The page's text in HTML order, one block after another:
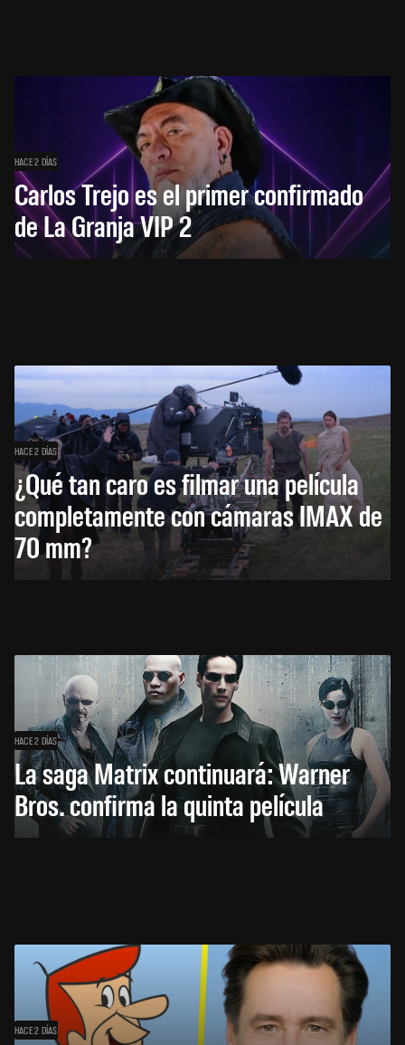
HACE 2 DÍAS
Carlos Trejo es el primer confirmado
de La Granja VIP 2
HACE 2 DÍAS
¿Qué tan caro es filmar una película
completamente con cámaras IMAX de
70 mm?
HACE 2 DÍAS
La saga Matrix continuará: Warner
Bros. confirma la quinta película
HACE 2 DÍAS